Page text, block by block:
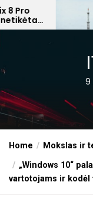
Skip
to
pulsas:
9
Home
Mokslas ir
„Windows 10“
vartotojams ir